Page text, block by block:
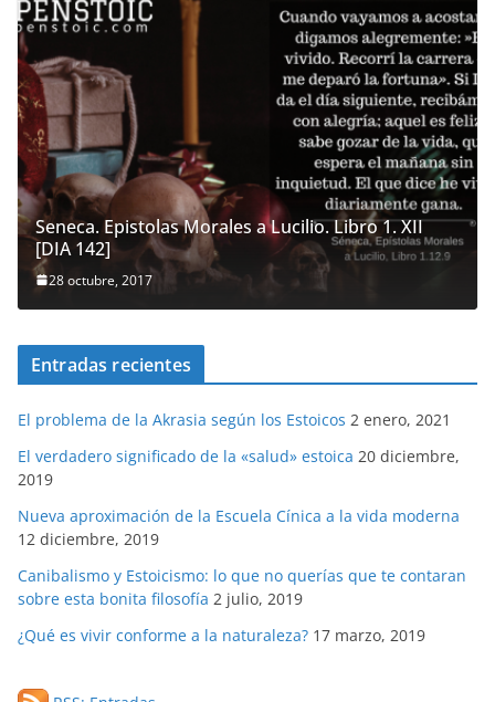
Seneca. Epistolas Morales a Lucilio. Libro 1. XII
[DIA 142]
28 octubre, 2017
Entradas recientes
El problema de la Akrasia según los Estoicos 2 enero, 2021
El verdadero significado de la «salud» estoica 20 diciembre,
2019
Nueva aproximación de la Escuela Cínica a la vida moderna
12 diciembre, 2019
Canibalismo y Estoicismo: lo que no querías que te contaran
sobre esta bonita filosofía 2 julio, 2019
¿Qué es vivir conforme a la naturaleza? 17 marzo, 2019